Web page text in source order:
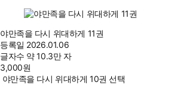
야만족을 다시 위대하게 11권
등록일 2026.01.06
글자수 약 10.3만 자
3,000원
야만족을 다시 위대하게 10권 선택